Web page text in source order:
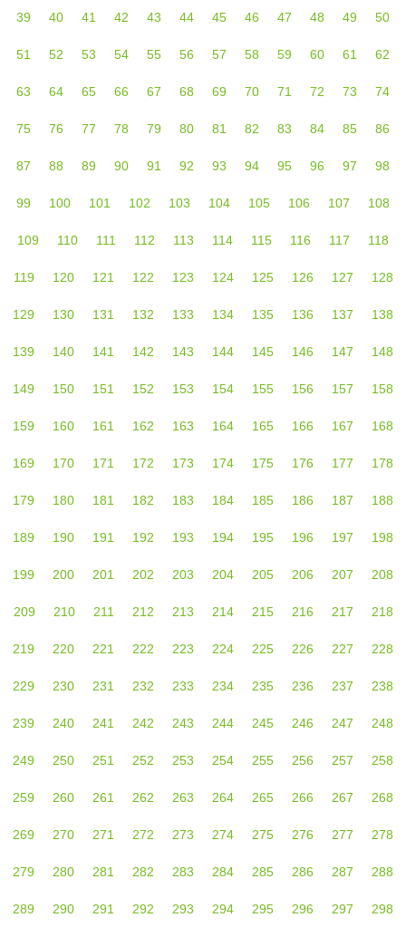
39 40 41 42 43 44 45 46 47 48 49 50
51 52 53 54 55 56 57 58 59 60 61 62
63 64 65 66 67 68 69 70 71 72 73 74
75 76 77 78 79 80 81 82 83 84 85 86
87 88 89 90 91 92 93 94 95 96 97 98
99 100 101 102 103 104 105 106 107 108
109 110 111 112 113 114 115 116 117 118
119 120 121 122 123 124 125 126 127 128
129 130 131 132 133 134 135 136 137 138
139 140 141 142 143 144 145 146 147 148
149 150 151 152 153 154 155 156 157 158
159 160 161 162 163 164 165 166 167 168
169 170 171 172 173 174 175 176 177 178
179 180 181 182 183 184 185 186 187 188
189 190 191 192 193 194 195 196 197 198
199 200 201 202 203 204 205 206 207 208
209 210 211 212 213 214 215 216 217 218
219 220 221 222 223 224 225 226 227 228
229 230 231 232 233 234 235 236 237 238
239 240 241 242 243 244 245 246 247 248
249 250 251 252 253 254 255 256 257 258
259 260 261 262 263 264 265 266 267 268
269 270 271 272 273 274 275 276 277 278
279 280 281 282 283 284 285 286 287 288
289 290 291 292 293 294 295 296 297 298